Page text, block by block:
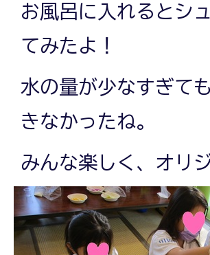
お風呂に入れるとシ
てみたよ！
水の量が少なすぎて
きなかったね。
みんな楽しく、オリ